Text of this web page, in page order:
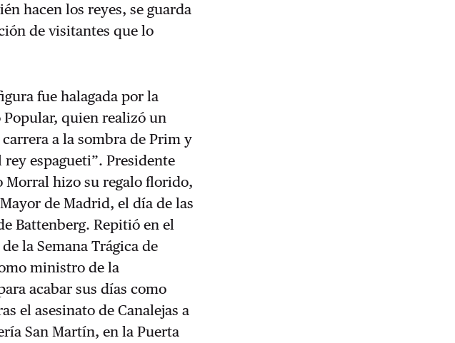
hacen los reyes, se guarda
de visitantes que lo
fue halagada por la
Popular, quien realizó un
a la sombra de Prim y
espagueti”. Presidente
Morral hizo su regalo florido,
de Madrid, el día de las
Battenberg. Repitió en el
la Semana Trágica de
ministro de la
acabar sus días como
el asesinato de Canalejas a
San Martín, en la Puerta